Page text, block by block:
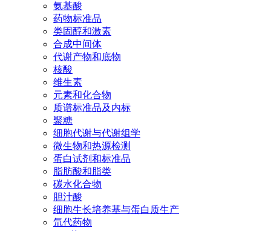
氨基酸
药物标准品
类固醇和激素
合成中间体
代谢产物和底物
核酸
维生素
元素和化合物
质谱标准品及内标
聚糖
细胞代谢与代谢组学
微生物和热源检测
蛋白试剂和标准品
脂肪酸和脂类
碳水化合物
胆汁酸
细胞生长培养基与蛋白质生产
氘代药物